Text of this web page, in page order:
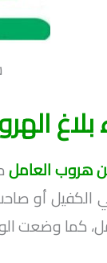
هروب العامل
الكفيل أو
كما وضعت